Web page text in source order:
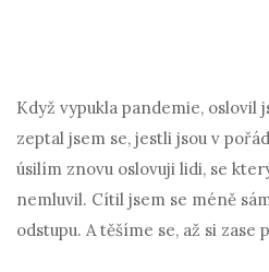
Když vypukla pandemie, oslovil
zeptal jsem se, jestli jsou v
úsilím znovu oslovuji lidi, se
nemluvil. Cítil jsem se méně
odstupu. A těšíme se, až si zase